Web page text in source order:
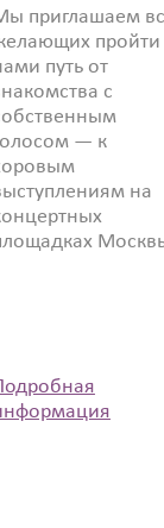
приглашаем
пройти
путь от
с
— к
на